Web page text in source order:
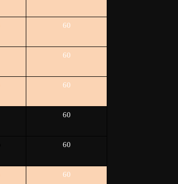
60
60
60
60
60
60